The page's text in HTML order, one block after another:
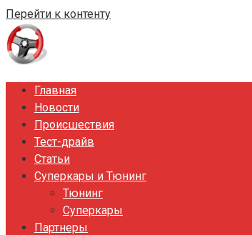
Перейти к контенту
Главная
Новости
Происшествия
Тест-драйв
Статьи
Суперкары и Тюнинг
Тюнинг
Суперкары
Партнеры